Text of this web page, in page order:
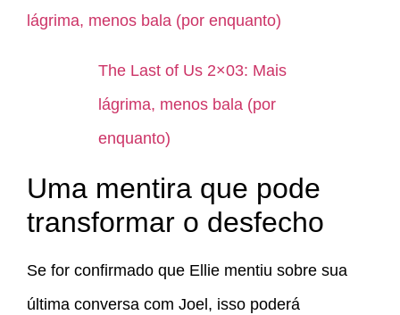
lágrima, menos bala (por enquanto)
The Last of Us 2×03: Mais
lágrima, menos bala (por
enquanto)
Uma mentira que pode
transformar o desfecho
Se for confirmado que Ellie mentiu sobre sua
última conversa com Joel, isso poderá